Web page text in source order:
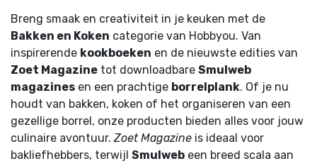
Breng smaak en creativiteit in je keuken met de
Bakken en Koken categorie van Hobbyou. Van
inspirerende kookboeken en de nieuwste edities van
Zoet Magazine tot downloadbare Smulweb
magazines en een prachtige borrelplank. Of je nu
houdt van bakken, koken of het organiseren van een
gezellige borrel, onze producten bieden alles voor jouw
culinaire avontuur.Zoet Magazine is ideaal voor
bakliefhebbers, terwijl Smulweb een breed scala aan